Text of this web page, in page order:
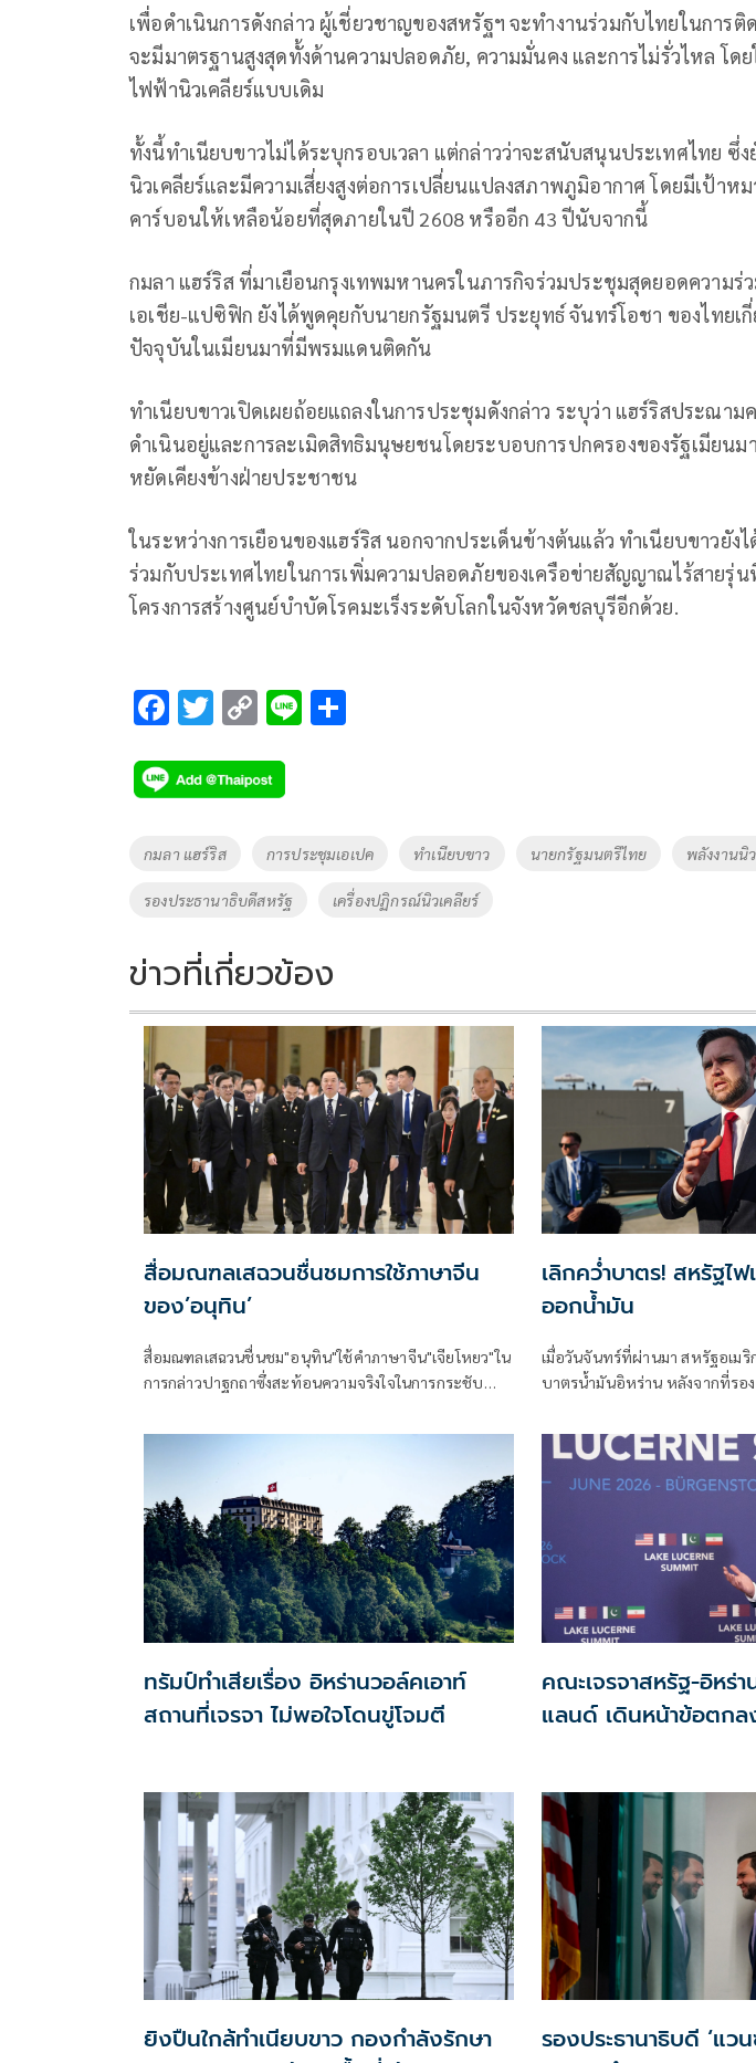
เพื่อดำเนินการดังกล่าว ผู้เชี่ยวชาญของสหรัฐฯ จะทำงานร่วมกับไทยในการติ
จะมีมาตรฐานสูงสุดทั้งด้านความปลอดภัย, ความมั่นคง และการไม่รั่วไหล โด
ไฟฟ้านิวเคลียร์แบบเดิม
ทั้งนี้ทำเนียบขาวไม่ได้ระบุกรอบเวลา แต่กล่าวว่าจะสนับสนุนประเทศไทย ซึ่ง
นิวเคลียร์และมีความเสี่ยงสูงต่อการเปลี่ยนแปลงสภาพภูมิอากาศ โดยมีเป้าห
คาร์บอนให้เหลือน้อยที่สุดภายในปี 2608 หรืออีก 43 ปีนับจากนี้
กมลา แฮร์ริส ที่มาเยือนกรุงเทพมหานครในภารกิจร่วมประชุมสุดยอดความร่
เอเชีย-แปซิฟิก ยังได้พูดคุยกับนายกรัฐมนตรี ประยุทธ์ จันทร์โอชา ของไทยเ
ปัจจุบันในเมียนมาที่มีพรมแดนติดกัน
ทำเนียบขาวเปิดเผยถ้อยแถลงในการประชุมดังกล่าว ระบุว่า แฮร์ริสประณาม
ดำเนินอยู่และการละเมิดสิทธิมนุษยชนโดยระบอบการปกครองของรัฐเมียนม
หยัดเคียงข้างฝ่ายประชาชน
ในระหว่างการเยือนของแฮร์ริส นอกจากประเด็นข้างต้นแล้ว ทำเนียบขาวยัง
ร่วมกับประเทศไทยในการเพิ่มความปลอดภัยของเครือข่ายสัญญาณไร้สายรุ่น
โครงการสร้างศูนย์บำบัดโรคมะเร็งระดับโลกในจังหวัดชลบุรีอีกด้วย.
F
e
b
o
o
k
T
tt
er
C
p
y
Li
k
Li
Tags
กมลา แฮร์ริส การประชุมเอเปค ทำเนียบขาว นายกรัฐมนตรีไทย พลังงานนิ
รองประธานาธิบดีสหรัฐ เครื่องปฏิกรณ์นิวเคลียร์
ข่าวที่เกี่ยวข้อง
สื่อมณฑลเสฉวนชื่นชมการใช้ภาษาจีน
ของ’อนุทิน’
สื่อมณฑลเสฉวนชื่นชม"อนุทิน"ใช้คำภาษาจีน"เจียโหยว"ใน
การกล่าวปาฐกถาซึ่งสะท้อนความจริงใจในการกระชับ
เลิกคว่ำบาตร! สหรัฐไ
ออกน้ำมัน
เมื่อวันจันทร์ที่ผ่านมา สหรัฐอเมริ
บาตรน้ำมันอิหร่าน หลังจากที่รอง
ของสหประชาชาติกลับเข้าประเ
ทรัมป์ทำเสียเรื่อง อิหร่านวอล์คเอาท์
สถานที่เจรจา ไม่พอใจโดนขู่โจมตี
คณะเจรจาสหรัฐ-อิหร่
แลนด์ เดินหน้าข้อตกล
ยิงปืนใกล้ทำเนียบขาว กองกำลังรักษา
รองประธานาธิบดี ‘แว